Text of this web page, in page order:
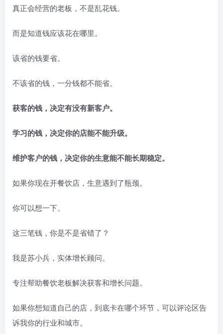
真正会经营的老板，不是乱花钱。
而是知道钱应该花在哪里。
该省的钱要省。
不该省的钱，一分钱都不能省。
获客的钱，决定有没有新客户。
学习的钱，决定你的店能不能升级。
维护客户的钱，决定你的生意能不能长期稳定。
如果你现在开餐饮店，生意遇到了瓶颈。
你可以想一下。
这三笔钱，你是不是省错了？
我是苏小兵，实体增长顾问。
专注帮助餐饮老板解决获客和增长问题。
如果你想知道自己的店，到底卡在哪个环节，可以评论区告
诉我你的行业和城市。